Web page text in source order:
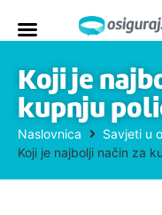
Naslovnica
Savjeti u
Koji je najbolji način za
Koji je
kupnju